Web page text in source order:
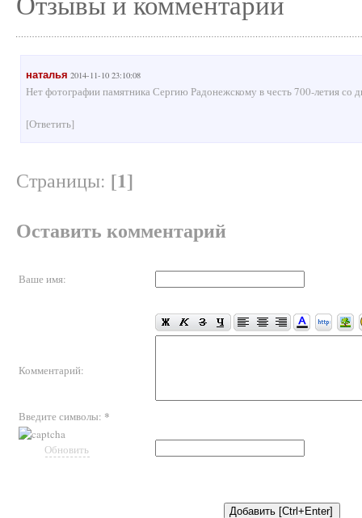
наталья 2014-11-10 23:10:08
Нет фотографии памятника Сергию Радонежскому в честь 700-летия со
[Ответить]
Страницы: [1]
Оставить комментарий
Ваше имя:
Комментарий:
Введите символы: *
Обновить